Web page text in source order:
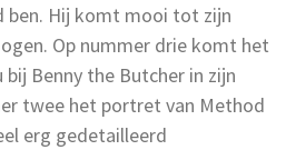
ben. Hij komt mooi tot zijn
Op nummer drie komt het
Benny the Butcher in zijn
twee het portret van Method
erg gedetailleerd